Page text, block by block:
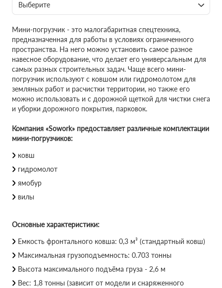
Выберите
Мини-погрузчик - это малогабаритная спецтехника,
предназначенная для работы в условиях ограниченного
пространства. На него можно установить самое разное
навесное оборудование, что делает его универсальным для
самых разных строительных задач. Чаще всего мини-
погрузчик используют с ковшом или гидромолотом для
земляных работ и расчистки территории, но также его
можно использовать и с дорожной щеткой для чистки снега
и уборки дорожного покрытия, парковок.
Компания «Sowork» предоставляет различные комплектации
мини-погрузчиков:
ковш
гидромолот
ямобур
вилы
Основные характеристики:
Емкость фронтального ковша: 0,3 м³ (стандартный ковш)
Максимальная грузоподъемность: 0.703 тонны
Высота максимального подъёма груза - 2,6 м
Вес: 1,8 тонны (зависит от модели и снаряженного